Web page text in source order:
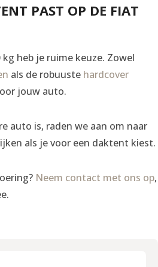
PAST OP DE FIAT
heb je ruime keuze. Zowel
als de robuuste hardcover
jouw auto.
auto is, raden we aan om naar
als je voor een daktent kiest.
Neem contact met ons op,